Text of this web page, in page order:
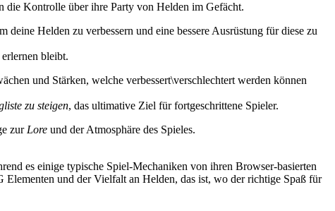
die Kontrolle über ihre Party von Helden im Gefächt.
Helden zu verbessern und eine bessere Ausrüstung für diese zu
bleibt.
und Stärken, welche verbessert\verschlechtert werden können
zu steigen, das ultimative Ziel für fortgeschrittene Spieler.
zur Lore und der Atmosphäre des Spieles.
es einige typische Spiel-Mechaniken von ihren Browser-basierten
und der Vielfalt an Helden, das ist, wo der richtige Spaß für